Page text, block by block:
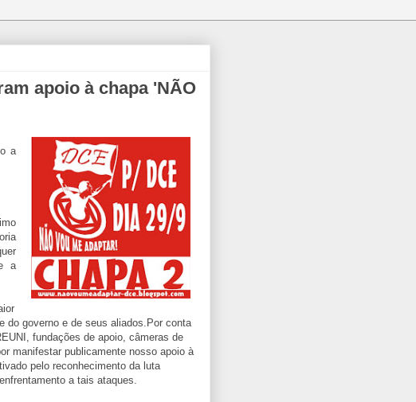
apoio à chapa 'NÃO
a
a
do governo e de seus aliados.Por conta
fundações de apoio, câmeras de
manifestar publicamente nosso apoio à
pelo reconhecimento da luta
a tais ataques.